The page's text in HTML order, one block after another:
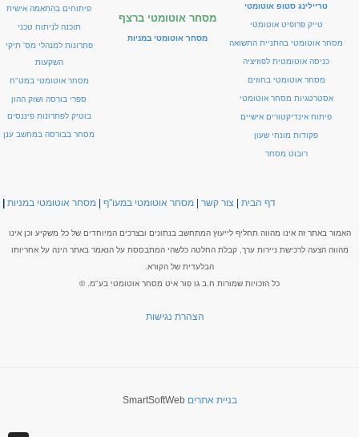
טריילינג סטופ אוטומטי
טייק פרופיט אוטומטי
מסחר אוטומטי בהתניית התשואה
כניסה אוטומטית לפוזיציה
מסחר אוטומטי בחוזים
אסטרטגיות מסחר אוטומטי
פיתוח אינדיקטורים אישיים
פקודות מונחי שעון
רובוט מסחר
מסחר אוטומטי ברצף
מסחר אוטומטי במניות
פיתוחים בהתאמה אישית
תוכנה לניתוח טכני
פתרונות למנהלי מס' תיקי
השקעות
מסחר אוטומטי במט"ח
ספרי בורסה ושוק ההון
בוטיק לפתרונות פיננסים
מסחר בבורסה במחשב ענן
דף הבית צור קשר מסחר אוטומטי במעו"ף מסחר אוטומטי במניות
האמור באתר זה אינו מהווה תחליף לייעוץ המתחשב בנתונים ובצרכים המיוחדים של כל משקיע וכן אינו
מהווה הצעה לרכישת ניירות ערך, קבלת החלטה כלשהי המתבססת על הנאמר באתר הינה על אחריותו
הבלעדית של הקורא.
כל הזכויות שמורות ח.ב גו פור איט מסחר אוטומטי בע"מ. ©
הצהרת נגישות
בניית אתרים SmartSoftWeb